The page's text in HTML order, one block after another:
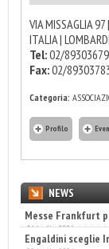
VIA MISSAGLIA
ITALIA |
Tel:02/89303679
Fax:02/
Categoria:
Profilo
NEWS
Engaldini sceglie
22 luglio 2026